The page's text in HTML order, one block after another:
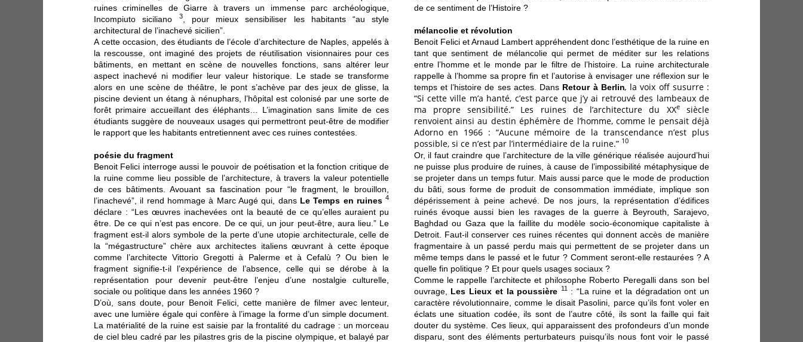
ruines criminelles de Giarre à travers un immense parc archéologique,
Incompiuto siciliano
3, pour mieux sensibiliser les habitants “au style
architectural de l’inachevé sicilien”.
A cette occasion, des étudiants de l’école d’architecture de Naples, appelés à
la rescousse, ont imaginé des projets de réutilisation visionnaires pour ces
bâtiments, en mettant en scène de nouvelles fonctions, sans altérer leur
aspect inachevé ni modifier leur valeur historique. Le stade se transforme
alors en une scène de théâtre, le pont s’achève par des jeux de glisse, la
piscine devient un étang à nénuphars, l’hôpital est colonisé par une sorte de
forêt primaire accueillant des éléphants… L’imagination sans limite de ces
étudiants suggère de nouveaux usages qui permettront peut-être de modifier
le rapport que les habitants entretiennent avec ces ruines contestées.
poésie du fragment
Benoit Felici interroge aussi le pouvoir de poétisation et la fonction critique de
la ruine comme lieu possible de l’architecture, à travers la valeur potentielle
de ces bâtiments. Avouant sa fascination pour “le fragment, le brouillon,
l’inachevé”, il rend hommage à Marc Augé qui, dans Le Temps en ruines 4
déclare : “Les œuvres inachevées ont la beauté de ce qu’elles auraient pu
être. De ce qui n’est pas encore. De ce qui, un jour peut-être, aura lieu.” Le
fragment est-il alors symbole de la perte d’une utopie architecturale, celle de
la “mégastructure” chère aux architectes italiens œuvrant à cette époque
comme l’architecte Vittorio Gregotti à Palerme et à Cefalù ? Ou bien le
fragment signifie-t-il l’expérience de l’absence, celle qui se dérobe à la
représentation pour devenir peut-être l’enjeu d’une nostalgie culturelle,
sociale ou politique dans les années 1960 ?
D’où, sans doute, pour Benoit Felici, cette manière de filmer avec lenteur,
avec une lumière égale qui confère à l’image la forme d’un simple document.
La matérialité de la ruine est saisie par la frontalité du cadrage : un morceau
de ciel bleu cadré par les pilastres gris de la piscine olympique, et balayé par
de ce sentiment de l’Histoire ?
mélancolie et révolution
Benoit Felici et Arnaud Lambert appréhendent donc l’esthétique de la ruine en
tant que sentiment de mélancolie qui permet de méditer sur les relations
entre l’homme et le monde par le filtre de l’histoire. La ruine architecturale
rappelle à l’homme sa proprefin et l’autorise à envisager une réflexion sur le
temps et l’histoire de ses actes. Dans Retour à Berlin, la voix off susurre :
“Si cette ville m’a hanté, c’est parce que j’y ai retrouvé des lambeaux de
ma propre sensibilité.” Les ruines de l’architecture du XXesiècle
renvoient ainsi au destin éphémère de l’homme, comme le pensait déjà
Adorno en 1966 : “Aucune mémoire de la transcendance n’est plus
possible, si ce n’est par l’intermédiaire de la ruine.” 10
Or, il faut craindre que l’architecture de la ville générique réalisée aujourd’hui
ne puisse plus produire de ruines, à cause de l’impossibilité métaphysique de
se projeter dans un temps futur. Mais aussi parce que le mode de production
du bâti, sous forme de produit deconsommation immédiate, implique son
dépérissement à peine achevé. De nos jours, la représentation d’édifices
ruinés évoque aussi bien les ravages de la guerre à Beyrouth, Sarajevo,
Baghdad ou Gaza que la faillite du modèle socio-économique capitaliste à
Detroit. Faut-il conserver ces ruines récentes qui donnent accès de manière
fragmentaire à un passé perdu mais qui permettent de se projeter dans un
même temps dans le passé et le futur ? Comment seront-elle restaurées ? A
quelle fin politique ? Et pour quels usages sociaux ?
Comme le rappelle l’architecte et philosophe Roberto Peregalli dans son bel
ouvrage, Les Lieux et la poussière11 : “La ruine et la dégradation ont un
caractère révolutionnaire, comme le disait Pasolini, parce qu’ils font voler en
éclats une situation codée, ils sont de l’autre côté, ils sont la faille qui fait
douter du système. Ces lieux, qui apparaissent des profondeurs d’un monde
disparu, sont des éléments perturbateurs puisqu’ils nous font voir le passé